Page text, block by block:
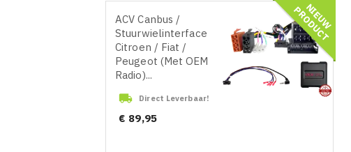
ACV Canbus /
Stuurwielinterface
Citroen / Fiat /
Peugeot (Met OEM
Radio)...
 Direct Leverbaar!
Prijs
€ 89,95
N
I
E
U
W
P
R
O
D
U
C
T